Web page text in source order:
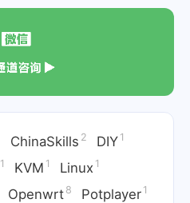
ChinaSkills 2 DIY 1
1 KVM 1 Linux 1
Openwrt 8 Potplayer 1